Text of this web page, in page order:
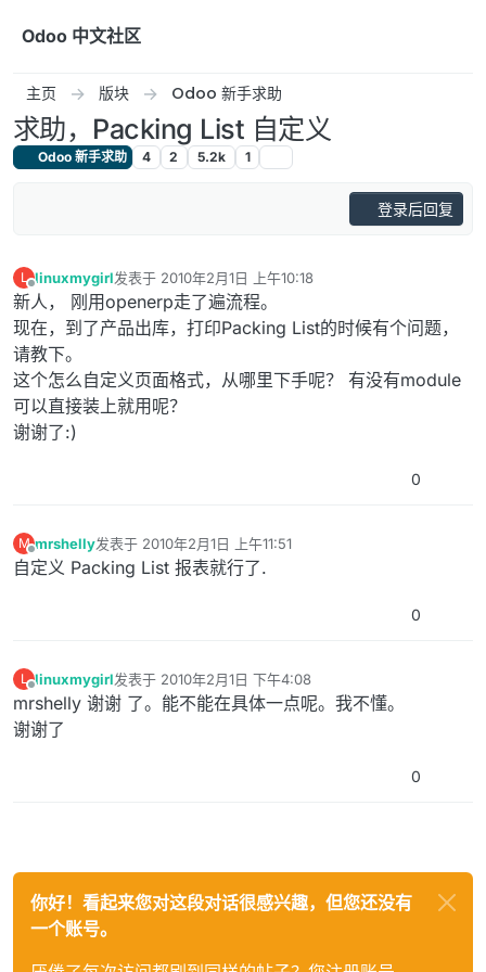
Odoo 中文社区
主页 版块 Odoo 新手求助
求助，Packing List 自定义
Odoo 新手求助 4 2 5.2k 1
登录后回复
L
离线
linuxmygirl发表于 2010年2月1日 上午10:18
最后由 编辑
新人， 刚用openerp走了遍流程。
现在，到了产品出库，打印Packing List的时候有个问题，
请教下。
这个怎么自定义页面格式，从哪里下手呢？ 有没有module
可以直接装上就用呢？
谢谢了:)
0
M
离线
mrshelly发表于 2010年2月1日 上午11:51
最后由 编辑
自定义 Packing List 报表就行了.
0
L
离线
linuxmygirl发表于 2010年2月1日 下午4:08
最后由 编辑
mrshelly 谢谢 了。能不能在具体一点呢。我不懂。
谢谢了
0
你好！看起来您对这段对话很感兴趣，但您还没有
一个账号。